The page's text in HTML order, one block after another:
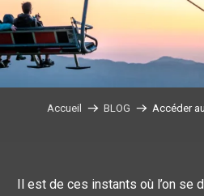
Accueil BLOG Accéder
Il est de ces instants où l’on se